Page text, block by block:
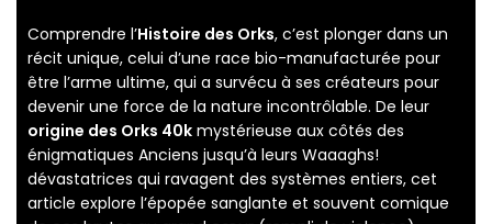
Comprendre l’Histoire des Orks, c’est plonger dans un
récit unique, celui d’une race bio-manufacturée pour
être l’arme ultime, qui a survécu à ses créateurs pour
devenir une force de la nature incontrôlable. De leur
origine des Orks 40k mystérieuse aux côtés des
énigmatiques Anciens jusqu’à leurs Waaaghs!
dévastatrices qui ravagent des systèmes entiers, cet
article explore l’épopée sanglante et souvent comique